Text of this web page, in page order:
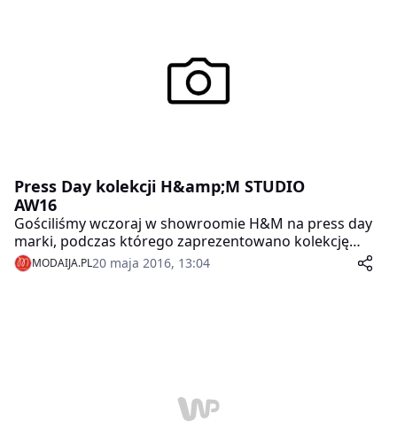
Press Day kolekcji H&amp;M STUDIO
AW16
Gościliśmy wczoraj w showroomie H&M na press day
marki, podczas którego zaprezentowano kolekcję
H&M Studio AW16.
MODAIJA.PL20 maja 2016, 13:04